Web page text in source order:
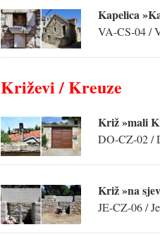
Kapelica
VA-CS-04 /
Križevi / Kreuze
Križ »mali
DO-CZ-02 /
Križ »na
JE-CZ-06 /